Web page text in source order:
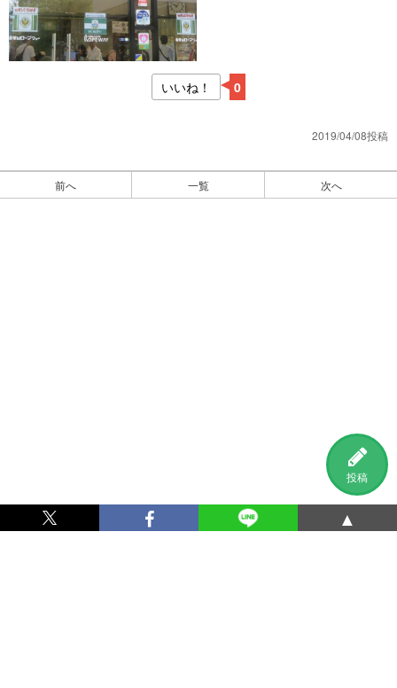
投稿
いいね！ 0
2019/04/08投稿
前へ 一覧 次へ
▲